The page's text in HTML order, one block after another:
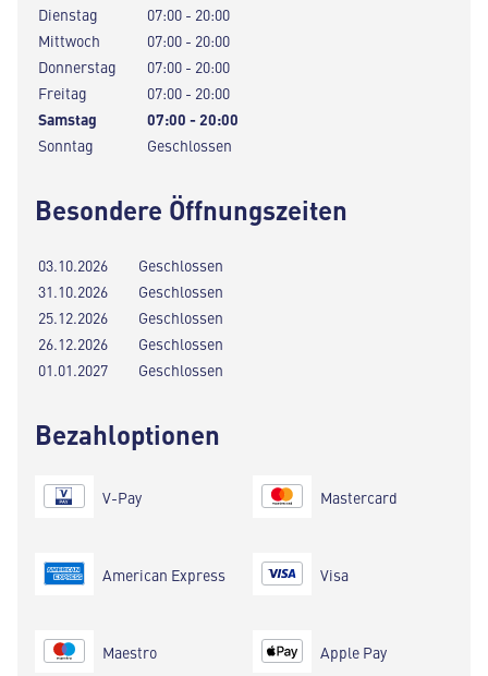
Dienstag
07:00 - 20:00
Mittwoch
07:00 - 20:00
Donnerstag
07:00 - 20:00
Freitag
07:00 - 20:00
Samstag
07:00 - 20:00
Sonntag
Geschlossen
Besondere Öffnungszeiten
03.10.2026
Geschlossen
31.10.2026
Geschlossen
25.12.2026
Geschlossen
26.12.2026
Geschlossen
01.01.2027
Geschlossen
Bezahloptionen
V-Pay
American Express
Maestro
Mastercard
Visa
Apple Pay